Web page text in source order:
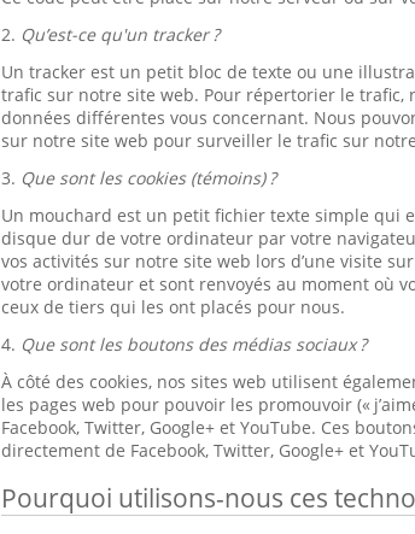
2. Qu’est-ce qu'un tracker ?
Un tracker est un petit bloc de texte ou une
trafic sur notre site web. Pour répertorier le
données différentes vous concernant. Nous
sur notre site web pour surveiller le trafic sur
3. Que sont les cookies (témoins) ?
Un mouchard est un petit fichier texte simple qui
disque dur de votre ordinateur par votre
vos activités sur notre site web lors d’une visite
votre ordinateur et sont renvoyés au moment où
ceux de tiers qui les ont placés pour nous.
4. Que sont les boutons des médias sociaux ?
À côté des cookies, nos sites web utilisent
les pages web pour pouvoir les promouvoir («
Facebook, Twitter, Google+ et YouTube. Ces
directement de Facebook, Twitter, Google+ et
Pourquoi utilisons-nous ces